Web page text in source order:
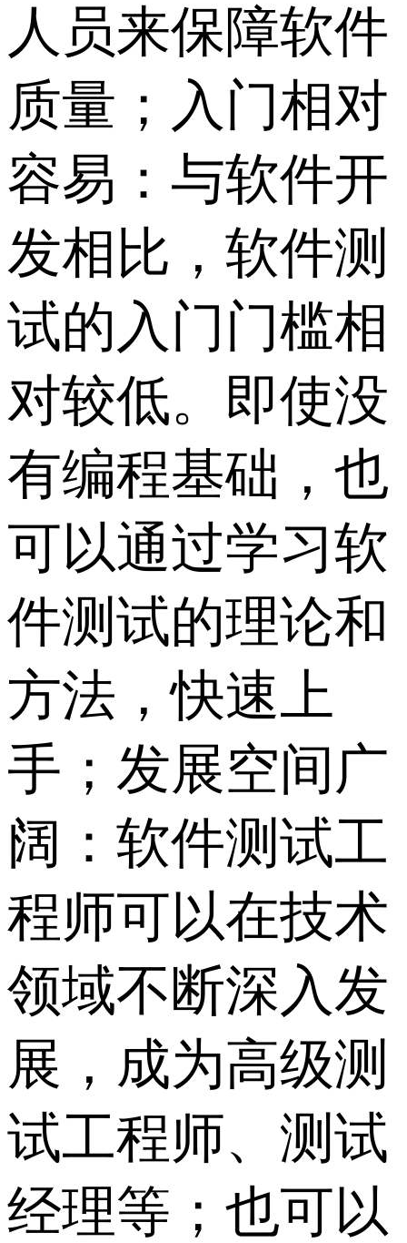
人员来保障软件
质量；入门相对
容易：与软件开
发相比，软件测
试的入门门槛相
对较低。即使没
有编程基础，也
可以通过学习软
件测试的理论和
方法，快速上
手；发展空间广
阔：软件测试工
程师可以在技术
领域不断深入发
展，成为高级测
试工程师、测试
经理等；也可以